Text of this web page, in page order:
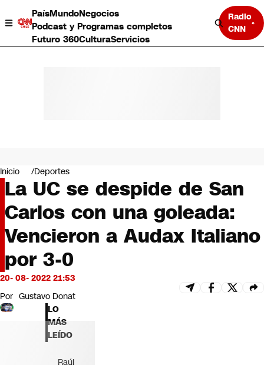
PaísMundoNegocios
Podcast y Programas completos
Futuro 360CulturaServicios
Radio
CNN
Negocios
Deportes
Programas completos
Cultura
Servicios
Bits
CNN tiempo
Futuro 360
Inicio Deportes
La UC se despide de San
Carlos con una goleada:
Vencieron a Audax Italiano
por 3-0
20- 08- 2022 21:53
Por Gustavo Donat
LO
MÁS
LEÍDO
Raúl